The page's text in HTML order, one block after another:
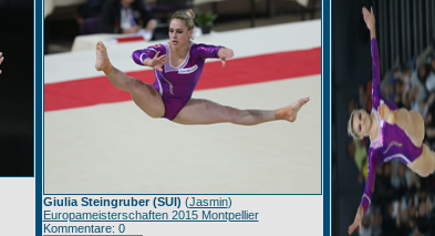
Giulia Steingruber (SUI) (Jasmin)
Europameisterschaften 2015 Montpellier
Kommentare: 0